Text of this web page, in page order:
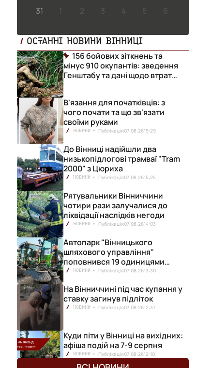
31 1 2 3 4 5 6
ОСТАННІ НОВИНИ ВІННИЦІ
156 бойових зіткнень та
мінус 910 окупантів: зведення
Генштабу та дані щодо втрат
В'язання для початківців: з
чого почати та що зв'язати
своїми руками
НОВИНИ Публікація07.08.2615:29
До Вінниці надійшли два
низькопідлогові трамваї "Tram
2000" з Цюриха
НОВИНИ Публікація07.08.2615:25
Рятувальники Вінниччини
чотири рази залучалися до
ліквідації наслідків негоди
НОВИНИ Публікація07.08.2614:03
Автопарк "Вінницького
шляхового управління"
поповнився 19 одиницями
нової техніки
НОВИНИ Публікація07.08.2613:30
На Вінниччині під час купання у
ставку загинув підліток
НОВИНИ Публікація07.08.2612:37
Куди піти у Вінниці на вихідних:
афіша подій на 7-9 серпня
НОВИНИ Публікація07.08.2612:10